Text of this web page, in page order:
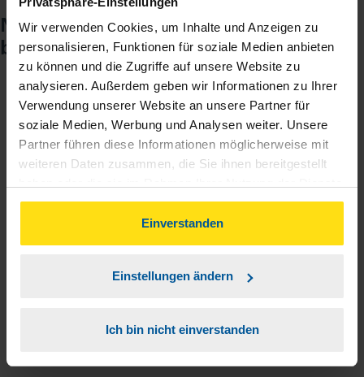
Wir verwenden Cookies, um Inhalte und Anzeigen zu
personalisieren, Funktionen für soziale Medien anbieten
zu können und die Zugriffe auf unsere Website zu
analysieren. Außerdem geben wir Informationen zu Ihrer
Verwendung unserer Website an unsere Partner für
soziale Medien, Werbung und Analysen weiter. Unsere
Partner führen diese Informationen möglicherweise mit
weiteren Daten zusammen, die Sie ihnen bereitgestellt
gesammelt haben. Indem Sie auf Einverstanden klicken,
können Sie der Verwendung von Cookies, gemäß
unserer
Einverstanden
Einstellungen ändern
Ich bin nicht einverstanden
Noch keinen Zugang? So einfach
beantragen Sie ihn.
1
Sie teilen mir mit, dass Sie MeineVLH nutzen
wollen.
2 Sie bekommen eine E-Mail mit Ihren Zugangsdaten
und einem Aktivierungslink.
3 Sie erhalten von mir Ihr Einmal-Passwort.